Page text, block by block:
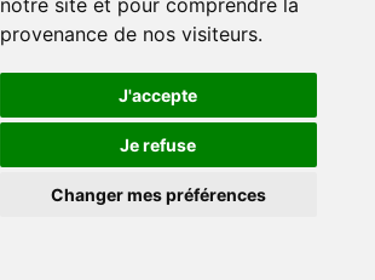
notre site et pour comprendre la
provenance de nos visiteurs.
J'accepte
Je refuse
Changer mes préférences